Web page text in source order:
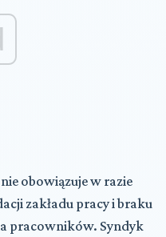
obowiązuje w razie
zakładu pracy i braku
pracowników. Syndyk